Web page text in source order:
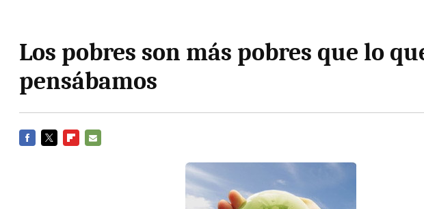
Los pobres son más pobres que lo
pensábamos